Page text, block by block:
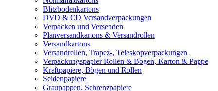
Blitzbodenkartons
DVD & CD Versandverpackungen
Verpacken und Versenden
Planversandkartons & Versandrollen
Versandkartons
Versandrollen, Trapez-, Teleskopverpackungen
Verpackungspapier Rollen & Bogen, Karton & Pappe
Kraftpapiere, Bögen und Rollen
Seidenpapiere
Graupappen, Schrenzpapiere